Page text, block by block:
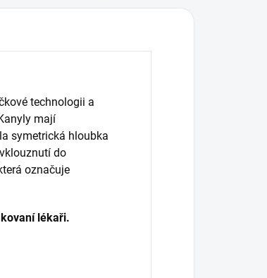
technologii a
mají
symetrická hloubka
do
označuje
lékaři.